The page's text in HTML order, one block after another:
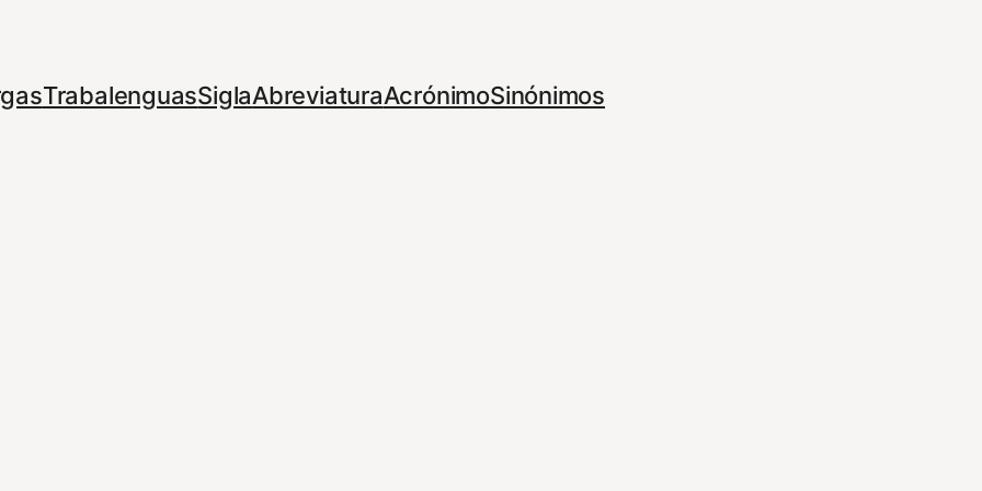
TrabalenguasSiglaAbreviaturaAcrónimoSinónimos